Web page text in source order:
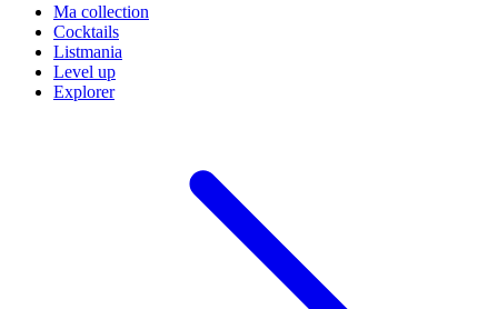
Ma collection
Cocktails
Listmania
Level up
Explorer